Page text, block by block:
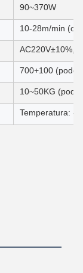
90~370W
10-28m/min
AC220V±10%,
700+100 (pode
10~50KG
Temperatura: -